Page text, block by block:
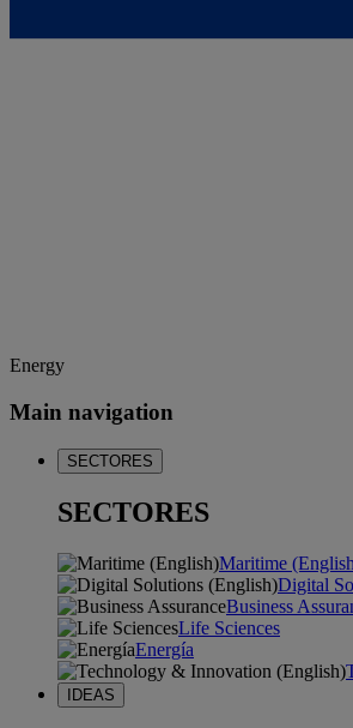
Energy
Main navigation
SECTORES
SECTORES
Maritime
Digital
Business
Life Sciences
Energía
IDEAS